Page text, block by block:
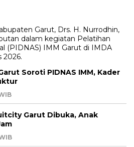
Soroti PIDNAS IMM, Kader
Garut Dibuka, Anak